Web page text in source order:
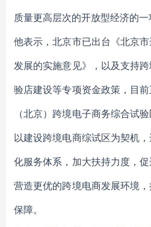
质量更高层次的开放型经济的一
他表示，北京市已出台《北京
发展的实施意见》，以及支持
验店建设等专项资金政策，目
（北京）跨境电子商务综合试
以建设跨境电商综试区为契机
化服务体系，加大扶持力度，
营造更优的跨境电商发展环境
保障。